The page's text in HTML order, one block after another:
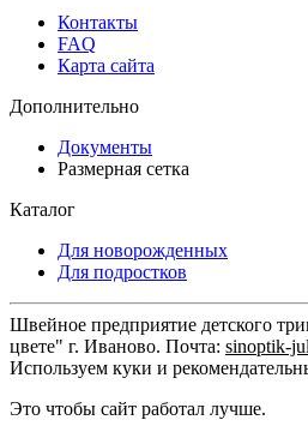
Контакты
FAQ
Карта сайта
Дополнительно
Документы
Размерная сетка
Каталог
Для новорожденных
Для подростков
Швейное предприятие детского
цвете" г. Иваново. Почта: sinoptik-
Используем куки и
Это чтобы сайт работал лучше.